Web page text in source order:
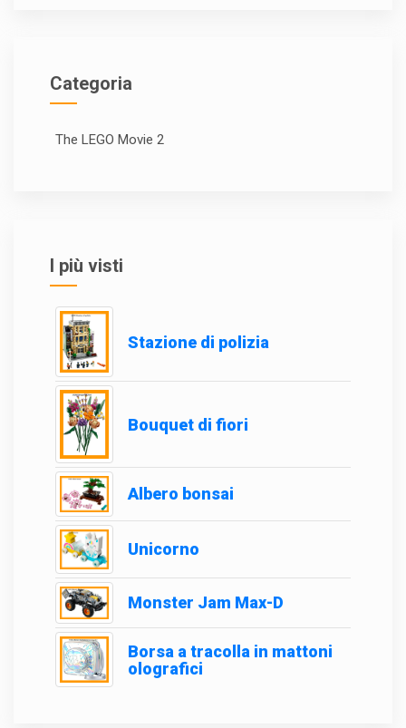
Categoria
The LEGO Movie 2
I più visti
Stazione di polizia
Bouquet di fiori
Albero bonsai
Unicorno
Monster Jam Max-D
Borsa a tracolla in mattoni
olografici